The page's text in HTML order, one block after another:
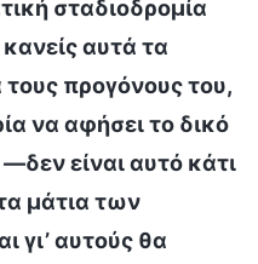
σταδιοδρομία
αυτά τα
προγόνους του,
να αφήσει το δικό
είναι αυτό κάτι
μάτια των
αυτούς θα